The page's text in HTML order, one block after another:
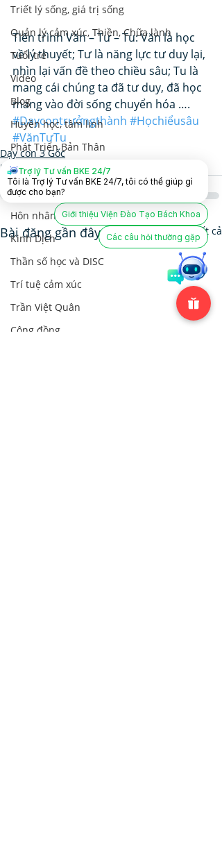
Triết lý sống, giá trị sống
Quản lý cảm xúc, Thiền, Chữa lành
Tuổi trẻ
Video
Blog
Huyền học, tâm linh
Phát Triển Bản Thân
Nhân Tướng Học
Lãnh Đạo Doanh Nghiệp
Hôn nhân và Dạy con
Kinh Dịch
Thần số học và DISC
Trí tuệ cảm xúc
Trần Việt Quân
Cộng đồng
Tiến trình Văn – Tư – Tu: Văn là học
về lý thuyết; Tư là năng lực tư duy lại,
nhìn lại vấn đề theo chiều sâu; Tu là
mang cái chúng ta đã tư duy, đã học
mang vào đời sống chuyển hóa ….
#Dạycontrưởngthành #Họchiểusâu
#VănTưTu
Dạy con 3 Gốc
Hôn nhân và Dạy con
Bài đăng gần đây Xem tất cả
Trợ lý Tư vấn BKE 24/7
Tôi là Trợ lý Tư vấn BKE 24/7, tôi có thể giúp gì
được cho bạn?
Giới thiệu Viện Đào Tạo Bách Khoa
Các câu hỏi thường gặp